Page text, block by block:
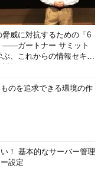
脅威に対抗するための「6
――ガートナー サミット
ぶ、これからの情報セキュ
のを追求できる環境の作
！ 基本的なサーバー管理
設定